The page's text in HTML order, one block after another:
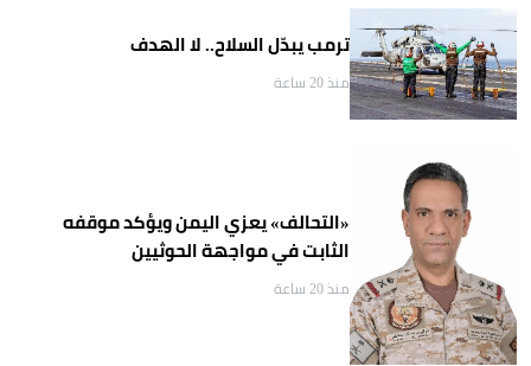
ترمب يبدّل السلاح.. لا الهدف
منذ 20 ساعة
«التحالف» يعزي اليمن ويؤكد موقفه
الثابت في مواجهة الحوثيين
منذ 20 ساعة